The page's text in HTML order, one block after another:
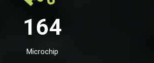
164
Microchip